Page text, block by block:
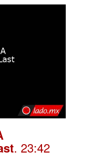
. 23:42